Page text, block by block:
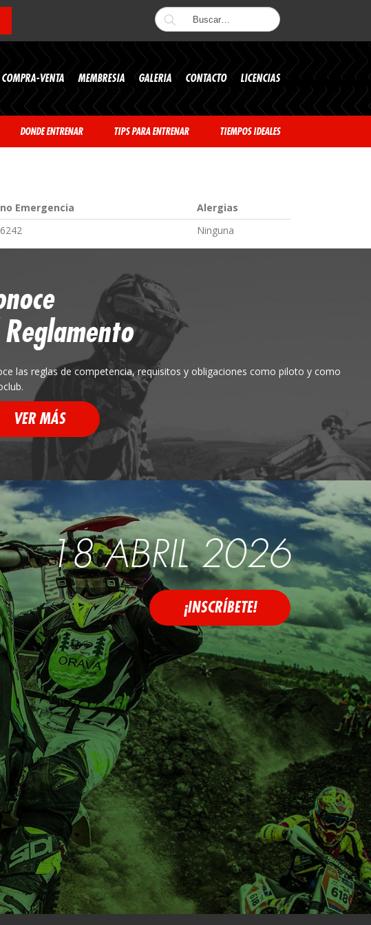
COMPRA-VENTA MEMBRESIA GALERIA CONTACTO LICENCIAS
DONDE ENTRENAR TIPS PARA ENTRENAR TIEMPOS IDEALES
Emergencia
Alergias
Ninguna
las reglas de competencia, requisitos y obligaciones como piloto y como
VER MÁS
18 ABRIL 2026
¡INSCRÍBETE!